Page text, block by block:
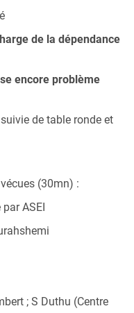
de la dépendance
encore problème
de table ronde et
(30mn) :
ASEI
; S Duthu (Centre